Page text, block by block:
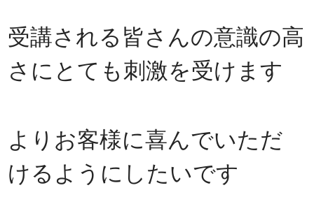
受講される皆さんの意識の高
さにとても刺激を受けます
よりお客様に喜んでいただ
けるようにしたいです